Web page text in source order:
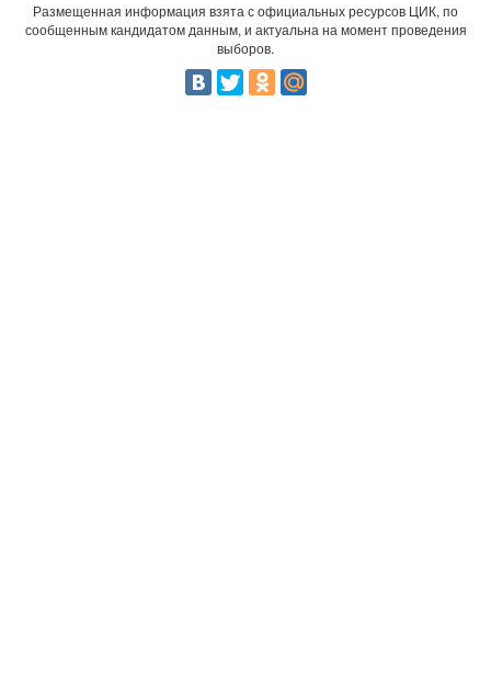
Размещенная информация взята с официальных ресурсов ЦИК, по
сообщенным кандидатом данным, и актуальна на момент проведения
выборов.